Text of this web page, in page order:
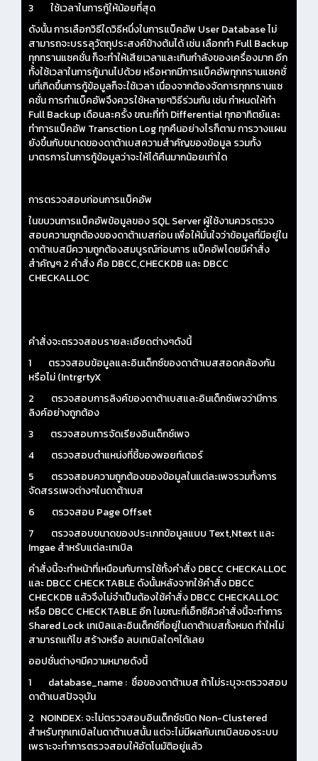
3 ใช้เวลาในการกู้ให้น้อยที่สุด
ดังนั้น การเลือกวิธีใดวิธีหนึ่งในการแบ็คอัพ User Database ไม่
สามารถจะบรรลุวัตถุประสงค์ข้างต้นได้ เช่น เลือกทำ Full Backup
ทุกทรานแซคชั่น ก็จะทำให้เสียเวลาและเกินกำลังของเครื่องมาก อีก
ทั้งใช้เวลาในการกู้นานไปด้วย หรือหากมีการแบ็คอัพทุกทรานแซคชั่
นที่เกิดขึ้นการกู้ข้อมูลก็จะใช้เวลา เนื่องจากต้องจัดการทุกทรานแซ
คชั่น การทำแบ็คอัพจึงควรใช้หลายๆวิธีร่วมกัน เช่น กำหนดให้ทำ
Full Backup เดือนละครั้ง ขณะที่ทำ Differential ทุกอาทิตย์และ
ทำการแบ็คอัพ Transction Log ทุกคืนอย่างไรก็ตาม การวางแผน
ยังขึ้นกับขนาดของดาต้าเบสความสำคัญของข้อมูล รวมทั้ง
มาตรการในการกู้ข้อมูลว่าจะให้ได้คืนมากน้อยเท่าใด
การตรวจสอบก่อนการแบ็คอัพ
ในขบวนการแบ็คอัพข้อมูลของ SQL Server ผู้ใช้งานควรตรวจ
สอบความถูกต้องของดาต้าเบสก่อน เพื่อให้มั่นใจว่าข้อมูลที่มีอยู่ใน
ดาต้าเบสมีความถูกต้องสมบูรณ์ก่อนการ แบ็คอัพโดยมีคำสั่ง
สำคัญๆ 2 คำสั่ง คือ DBCC,CHECKDB และ DBCC
CHECKALLOC
คำสั่งจะตรวจสอบรายละเอียดต่างๆดังนี้
1 ตรวจสอบข้อมูลและอินเด็กซ์ของดาต้าเบสสอดคล้องกัน
หรือไม่ (IntrgrtyX
2 ตรวจสอบการลิงค์ของดาต้าเบสและอินเด็กซ์เพจว่ามีการ
ลิงค์อย่างถูกต้อง
3 ตรวจสอบการจัดเรียงอินเด็กซ์เพจ
4 ตรวจสอบตำแหน่งที่ชี้ของพอยท์เตอร์
5 ตรวจสอบความถูกต้องของข้อมูลในแต่ละเพจรวมทั้งการ
จัดสรรเพจต่างๆในดาต้าเบส
6 ตรวจสอบ Page Offset
7 ตรวจสอบขนาดของประเภทข้อมูลแบบ Text,Ntext และ
Imgae สำหรับแต่ละเทเบิล
คำสั่งนี้จะทำหน้าที่เหมือนกับการใช้ทั้งคำสั่ง DBCC CHECKALLOC
และ DBCC CHECKTABLE ดังนั้นหลังจากใช้คำสั่ง DBCC
CHECKDB แล้วจึงไม่จำเป็นต้องใช้คำสั่ง DBCC CHECKALLOC
หรือ DBCC CHECKTABLE อีก ในขณะที่เอ็กซีคิวคำสั่งนี้จะทำการ
Shared Lock เทเบิลและอินเด็กซ์ที่อยู่ในดาต้าเบสทั้งหมด ทำใหไม่
สามารถแก้ไข สร้างหรือ ลบเทเบิลใดๆได้เลย
ออปชั่นต่างๆมีความหมายดังนี้
1 database_name : ชื่อของดาต้าเบส ถ้าไม่ระบุจะตรวจสอบ
ดาต้าเบสปัจจุบัน
2 NOINDEX: จะไม่ตรวจสอบอินเด็กซ์ชนิด Non-Clustered
สำหรับทุกเทเบิลในดาต้าเบสนั้น แต่จะไม่มีผลกับเทเบิลของระบบ
เพราะจะทำการตรวจสอบให้อัตโนมัติอยู่แล้ว